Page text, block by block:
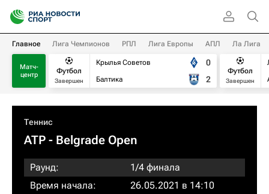
Главное Лига Чемпионов РПЛ Лига Европы АПЛ Ла Лига
Матч-
центр
Футбол
Завершен
Крылья Советов
Балтика
0
2
Футбол
Завершен
Теннис
ATP - Belgrade Open
Раунд:
1/4 финала
Время начала:
26.05.2021 в 14:10